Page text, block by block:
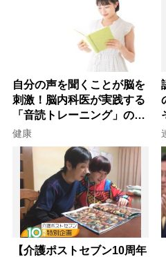
自分の声を聞くことが脳を
刺激！脳内科医が実践する
「音読トレーニング」の極
意
健康
【介護ポストセブン10周年